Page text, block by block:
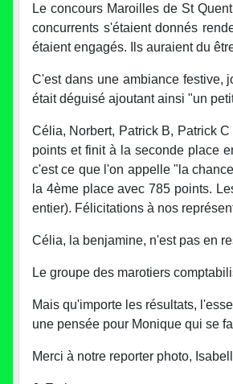
Le concours Maroilles de St
concurrents s'étaient donnés
étaient engagés. Ils auraient du
C'est dans une ambiance festive,
était déguisé ajoutant ainsi "un
Célia, Norbert, Patrick B, Patrick
points et finit à la seconde place
c'est ce que l'on appelle "la
la 4ème place avec 785 points.
entier). Félicitations à nos
Célia, la benjamine, n'est pas en
Le groupe des marotiers
Mais qu'importe les résultats,
une pensée pour Monique qui se
Merci à notre reporter photo,